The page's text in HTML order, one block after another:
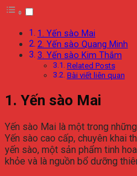
1. Yến sào Mai
2. Yến sào Quang Minh
3. Yến sào Kim Thắm
Related Posts
Bài viết liên quan
1. Yến sào Mai
Yến sào Mai là một trong
Yến sào cao cấp, chuyên khai
yến sào, một sản phẩm tinh
khỏe và là nguồn bổ dưỡng